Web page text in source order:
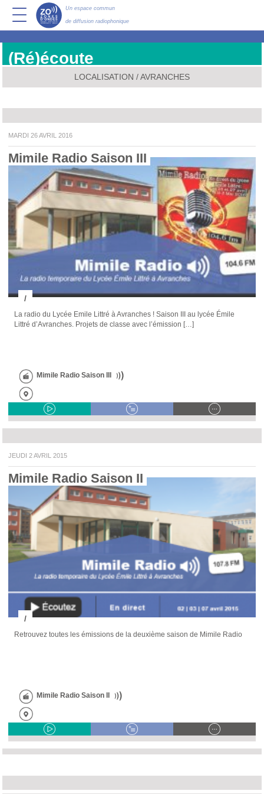
Un espace commun
de diffusion radiophonique
(Ré)écoute
LOCALISATION / AVRANCHES
MARDI 26 AVRIL 2016
Mimile Radio Saison III
/
La radio du Lycée Emile Littré à Avranches ! Saison III au lycée Émile
Littré d’Avranches. Projets de classe avec l’émission […]
Mimile Radio Saison III
JEUDI 2 AVRIL 2015
Mimile Radio Saison II
/
Retrouvez toutes les émissions de la deuxième saison de Mimile Radio
Mimile Radio Saison II